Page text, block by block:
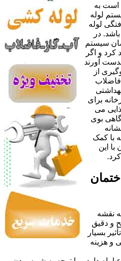
است به
لوله
لوله
در
سیستم
و اگر
آورند
از
برای
می
گاهی بوی
با کمک
این
نقشه
و دقیق
بسیار
و هزینه